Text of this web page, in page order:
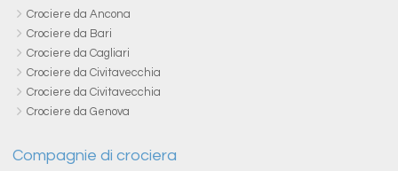
Crociere da Ancona
Crociere da Bari
Crociere da Cagliari
Crociere da Civitavecchia
Crociere da Civitavecchia
Crociere da Genova
Compagnie di crociera